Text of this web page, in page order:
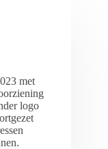
met
logo